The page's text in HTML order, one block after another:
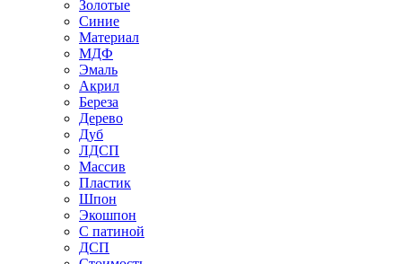
Золотые
Синие
Материал
МДФ
Эмаль
Акрил
Береза
Дерево
Дуб
ЛДСП
Массив
Пластик
Шпон
Экошпон
С патиной
ДСП